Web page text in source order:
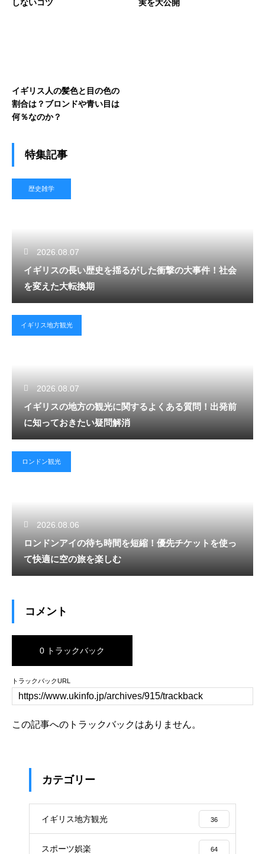
しないコツ
実を大公開
イギリス人の髪色と目の色の
割合は？ブロンドや青い目は
何％なのか？
特集記事
歴史雑学
2026.08.07
イギリスの長い歴史を揺るがした衝撃の大事件！社会
を変えた大転換期
イギリス地方観光
2026.08.07
イギリスの地方の観光に関するよくある質問！出発前
に知っておきたい疑問解消
ロンドン観光
2026.08.06
ロンドンアイの待ち時間を短縮！優先チケットを使っ
て快適に空の旅を楽しむ
コメント
0 トラックバック
トラックバックURL
この記事へのトラックバックはありません。
カテゴリー
イギリス地方観光 36
スポーツ娯楽 64